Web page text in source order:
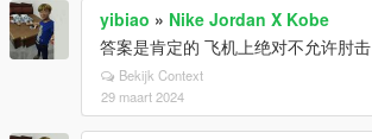
yibiao » Nike Jordan X Kobe
答案是肯定的 飞机上绝对不允许肘击
Bekijk Context
29 maart 2024